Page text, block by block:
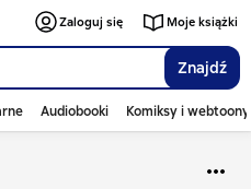
Znajdź
Zaloguj się Moje książki
Audiobooki Komiksy i webtoony